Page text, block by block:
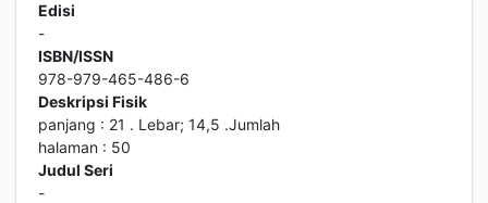
Edisi
-
ISBN/ISSN
978-979-465-486-6
Deskripsi Fisik
panjang : 21 . Lebar; 14,5 .Jumlah
halaman : 50
Judul Seri
-